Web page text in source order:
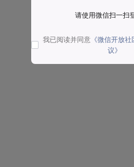
请使用微信扫一扫
我已阅读并同意 《微信开放
议》